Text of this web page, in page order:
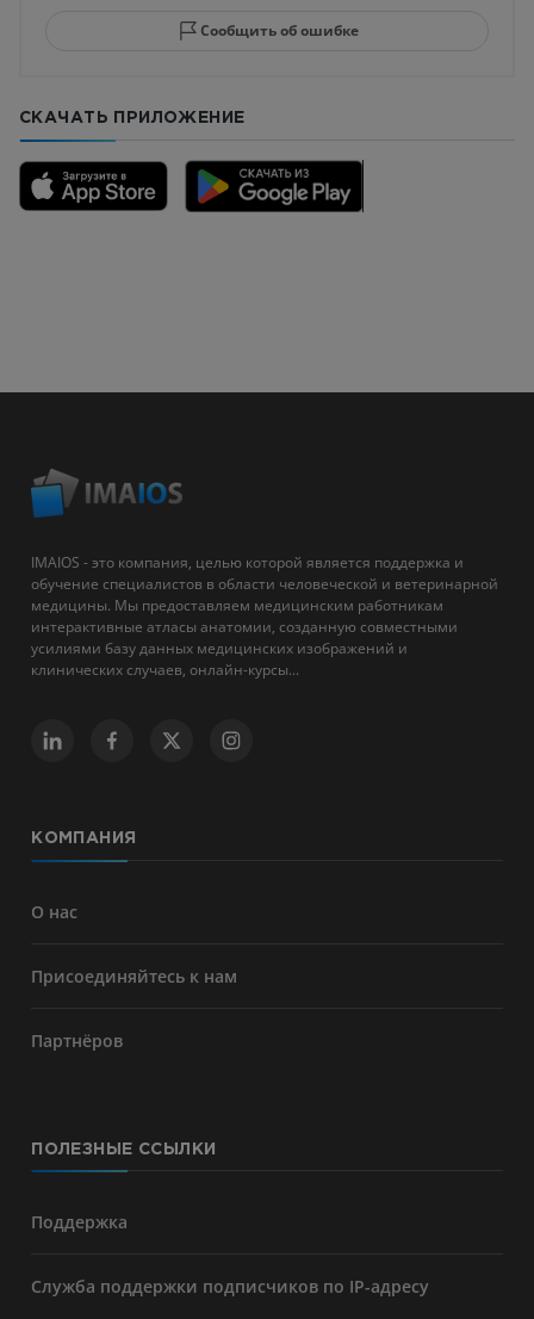
Сообщить об ошибке
СКАЧАТЬ ПРИЛОЖЕНИЕ
IMAIOS - это компания, целью которой является поддержка и
обучение специалистов в области человеческой и ветеринарной
медицины. Мы предоставляем медицинским работникам
интерактивные атласы анатомии, созданную совместными
усилиями базу данных медицинских изображений и
клинических случаев, онлайн-курсы...
КОМПАНИЯ
О нас
Присоединяйтесь к нам
Партнёров
ПОЛЕЗНЫЕ ССЫЛКИ
Поддержка
Служба поддержки подписчиков по IP-адресу